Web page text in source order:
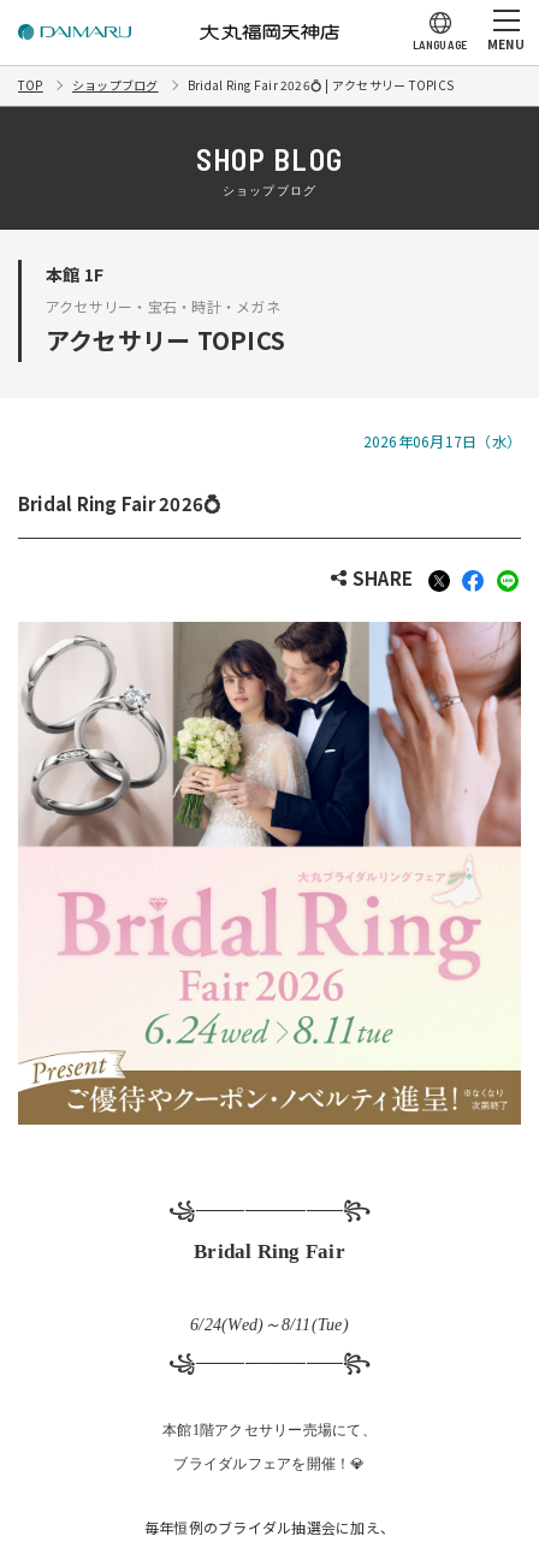
LANGUAGE MENU
TOP ショップブログ Bridal Ring Fair 2026💍 | アクセサリー TOPICS
SHOP BLOG
ショップブログ
本館 1F
アクセサリー・宝石・時計・メガネ
アクセサリー TOPICS
2026年06月17日（水）
Bridal Ring Fair 2026💍
SHARE
꧁────────────꧂
Bridal Ring Fair
6/24(Wed)～8/11(Tue)
꧁────────────꧂
本館1階アクセサリー売場にて、
ブライダルフェアを開催！💎
毎年恒例のブライダル抽選会に加え、